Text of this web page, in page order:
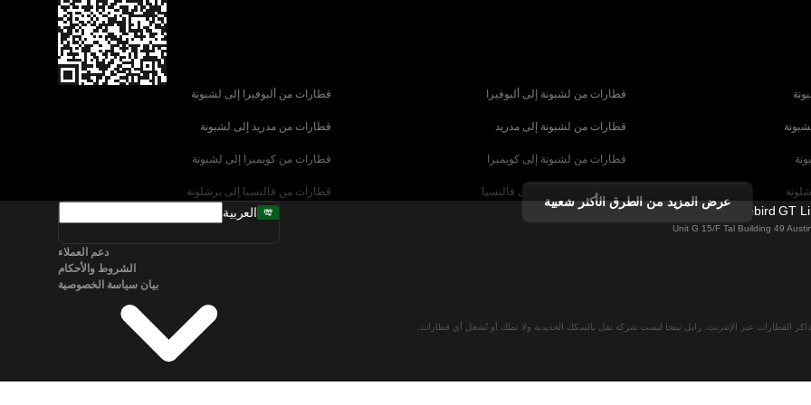
قطارات من لشبونة إلى ألبوفيرا قطارات من ألبوفيرا إلى لشبونة
قطارات من لشبونة إلى مدريد قطارات من مدريد إلى لشبونة
قطارات من لشبونة إلى كويمبرا قطارات من كويمبرا إلى لشبونة
قطارات من برشلونة إلى فالنسيا قطارات من فالنسيا إلى برشلونة
قطارات من إشبيلية إلى برشلونة
قطارات من فيينا إلى سالزبورغ قطارات من سالزبورغ إلى فيينا
عرض المزيد من الطرق الأكثر شعبية
Firebird GT
Unit G 15/F Tal Building 49
القطارات عبر الإنترنت. رايل نينجا ليست شركة نقل بالسكك الحديدية ولا تملك أو تُشغل أي قطارات.
العربية
دعم العملاء
الشروط والأحكام
بيان سياسة الخصوصية